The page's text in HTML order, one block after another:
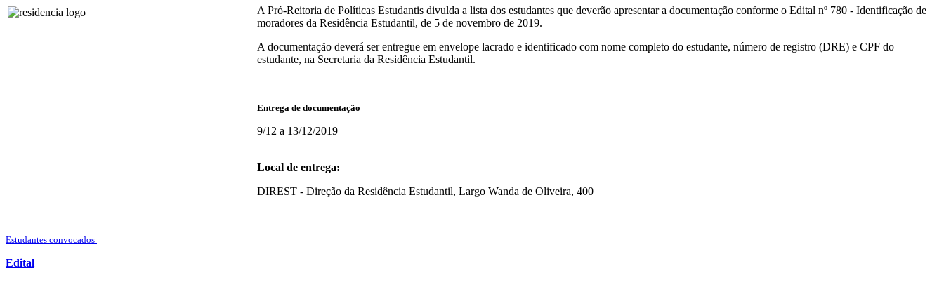
A Pró-Reitoria de Políticas Estudantis divulda a lista dos estudantes que deverão apresentar a documentação conforme o Edital nº 780 - Identificação de
moradores da Residência Estudantil, de 5 de novembro de 2019.
A documentação deverá ser entregue em envelope lacrado e identificado com nome completo do estudante, número de registro (DRE) e CPF do
estudante, na Secretaria da Residência Estudantil.
Entrega de documentação
9/12 a 13/12/2019
Local de entrega:
DIREST - Direção da Residência Estudantil, Largo Wanda de Oliveira, 400
Estudantes convocados
Edital